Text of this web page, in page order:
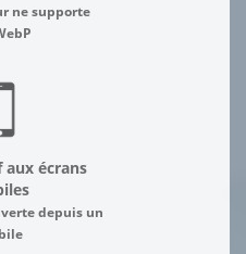
ne supporte
aux écrans
depuis un